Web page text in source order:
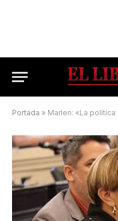
Portada » Marlen: «La política de